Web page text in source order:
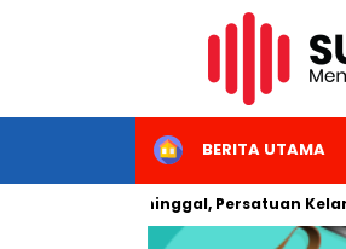
HOMEBERITA UTAMA
Meninggal, Persatuan Kelana